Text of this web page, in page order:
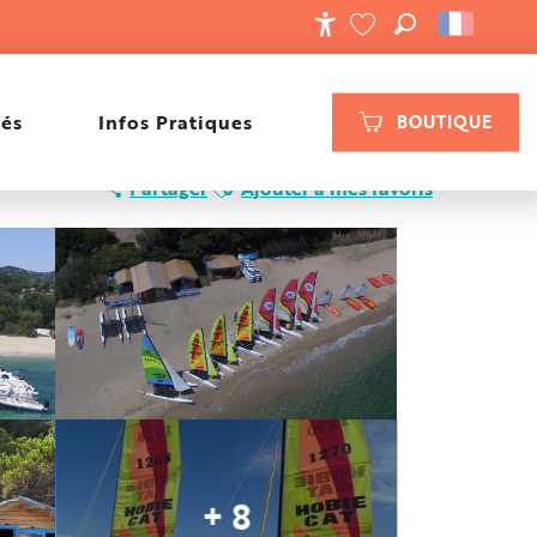
BOUTIQUE
VOIR LES FAVORIS
RECHERCHE
Infos Pratiques
Partager Ajouter à mes favoris
+ 8